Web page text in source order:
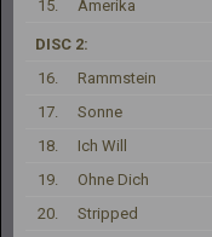
15.
Amerika
DISC 2:
16.
Rammstein
17.
Sonne
18.
Ich Will
19.
Ohne Dich
20.
Stripped